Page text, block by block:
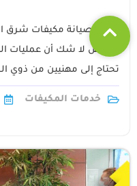
شركة صيانة مكيفات شرق
الرياض لا شك أن عمليات
تحتاج إلى مهنيين من ذوي
مشكلات1
خدمات المكيفات